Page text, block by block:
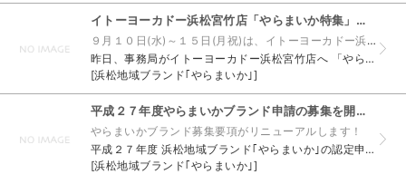
イトーヨーカドー浜松宮竹店「やらまいか特集」行ってきました！
９月１０日(水)～１５日(月祝)は、イトーヨーカドー浜松宮竹店へ行こう！
昨日、事務局がイトーヨーカドー浜松宮竹店へ 「やらまいか特集」に行ってきました！ ▼やらまいかブランド認定品１５品目（１３社）が勢ぞろい！ ▼立ち寄ったお客様にやらまいかブランドのPRができまし...
[浜松地域ブランド｢やらまいか｣]
平成２７年度やらまいかブランド申請の募集を開始しました！
やらまいかブランド募集要項がリニューアルします！
平成２７年度 浜松地域ブランド｢やらまいか｣の認定申請の募集を開始いたします！ このたび浜松商工会議所では、やらまいか精神のDNAを次世代に繋げていくことを 目的に、やらまいかブランドの骨格を ...
[浜松地域ブランド｢やらまいか｣]